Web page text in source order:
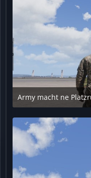
Army macht ne
3.